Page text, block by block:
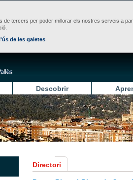
de tercers per poder millorar els nostres serveis a
de les galetes
Descobrir
Directori